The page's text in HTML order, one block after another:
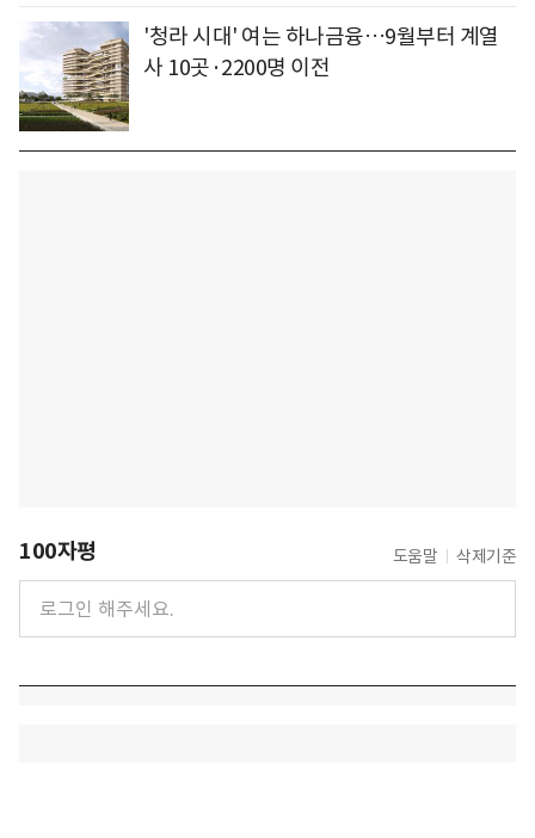
'청라 시대' 여는 하나금융…9월부터 계열
사 10곳·2200명 이전
100자평 도움말 삭제기준